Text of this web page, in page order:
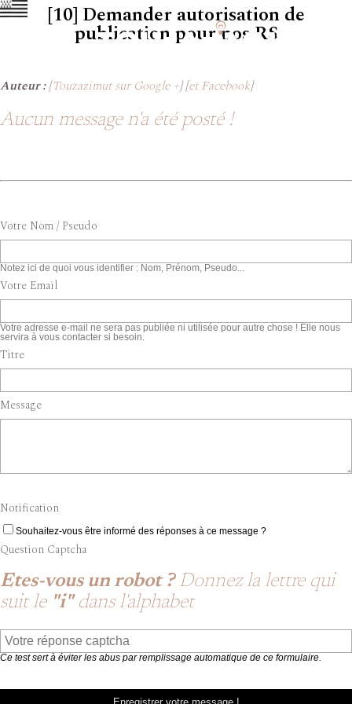
[10] Demander autorisation de
publication pour nos RS
Auteur :[Touzazimut sur Google +] [et Facebook]
Aucun message n'a été posté !
Votre Nom / Pseudo
Notez ici de quoi vous identifier : Nom, Prénom, Pseudo...
Votre Email
Votre adresse e-mail ne sera pas publiée ni utilisée pour autre chose ! Elle nous
servira à vous contacter si besoin.
Titre
Message
Notification
Souhaitez-vous être informé des réponses à ce message ?
Question Captcha
Etes-vous un robot ?Donnez la lettre qui
suit le "i"dans l'alphabet
Ce test sert à éviter les abus par remplissage automatique de ce formulaire.